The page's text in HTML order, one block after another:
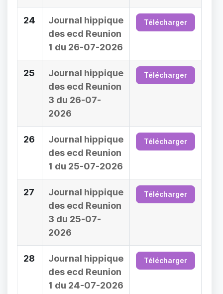
24
Journal hippique
des ecd Reunion
1 du 26-07-2026
Télécharger
25
Journal hippique
des ecd Reunion
3 du 26-07-
2026
Télécharger
26
Journal hippique
des ecd Reunion
1 du 25-07-2026
Télécharger
27
Journal hippique
des ecd Reunion
3 du 25-07-
2026
Télécharger
28
Journal hippique
des ecd Reunion
1 du 24-07-2026
Télécharger